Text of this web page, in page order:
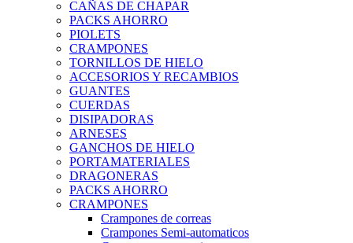
CAÑAS DE CHAPAR
PACKS AHORRO
PIOLETS
CRAMPONES
TORNILLOS DE HIELO
ACCESORIOS Y RECAMBIOS
GUANTES
CUERDAS
DISIPADORAS
ARNESES
GANCHOS DE HIELO
PORTAMATERIALES
DRAGONERAS
PACKS AHORRO
CRAMPONES
Crampones de correas
Crampones Semi-automaticos